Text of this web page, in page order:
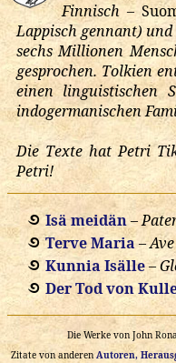
Finnisch –
Lappisch gennant)
sechs Millionen
gesprochen. Tolkien
einen linguistischen
indogermanischen
Die Texte hat Petri
Petri!
Isä meidän–
Terve Maria–
Kunnia Isälle–
Der Tod von
Die Werke von John
Zitate von anderen Autoren,